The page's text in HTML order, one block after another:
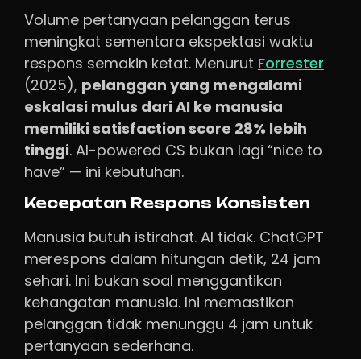
Volume pertanyaan pelanggan terus
meningkat sementara ekspektasi waktu
respons semakin ketat. Menurut Forrester
(2025), pelanggan yang mengalami
eskalasi mulus dari AI ke manusia
memiliki satisfaction score 28% lebih
tinggi. AI-powered CS bukan lagi “nice to
have” — ini kebutuhan.
Kecepatan Respons Konsisten
Manusia butuh istirahat. AI tidak. ChatGPT
merespons dalam hitungan detik, 24 jam
sehari. Ini bukan soal menggantikan
kehangatan manusia. Ini memastikan
pelanggan tidak menunggu 4 jam untuk
pertanyaan sederhana.